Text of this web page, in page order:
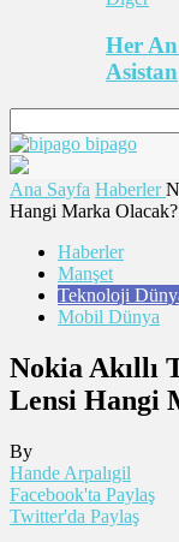
Her An
Asistan
bipago
Ana Sayfa Haberler
Hangi Marka Olacak?
Haberler
Manşet
Teknoloji
Mobil Dünya
Nokia Akıllı
Lensi Hangi
By
Hande Arpalıgil
Facebook'ta Paylaş
Twitter'da Paylaş